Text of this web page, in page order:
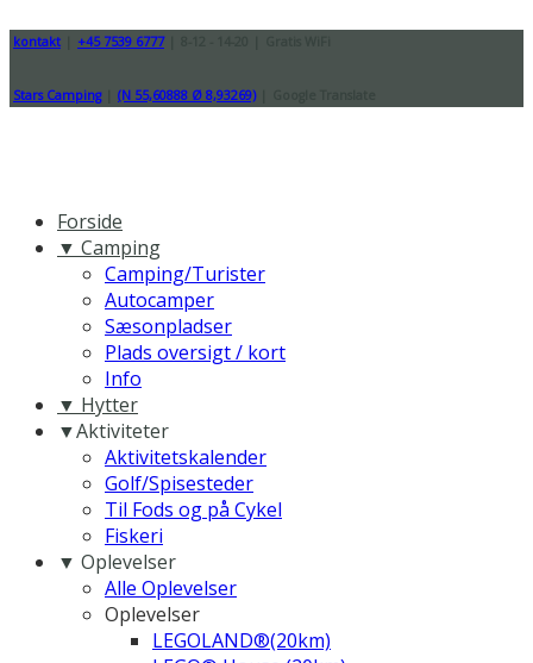
kontakt +45 7539 6777
Stars Camping (N 55,60888 Ø 8,93269)
Forside
▼ Camping
Camping/Turister
Autocamper
Sæsonpladser
Plads oversigt / kort
Info
▼ Hytter
▼Aktiviteter
Aktivitetskalender
Golf/Spisesteder
Til Fods og på Cykel
Fiskeri
▼ Oplevelser
Alle Oplevelser
Oplevelser
LEGOLAND®(20km)